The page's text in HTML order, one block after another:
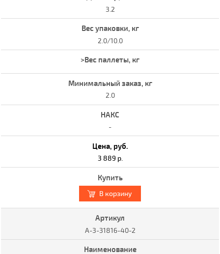
3.2
2.0/10.0
2.0
-
3 889 р.
В корзину
A-3-31816-40-2